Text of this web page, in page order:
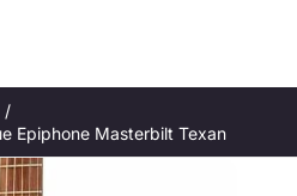
Epiphone Masterbilt Texan